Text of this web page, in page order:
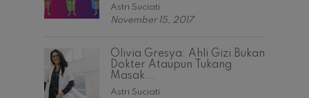
Astri Suciati
November 15, 2017
Olivia Gresya: Ahli Gizi Bukan
Dokter Ataupun Tukang
Masak...
Astri Suciati